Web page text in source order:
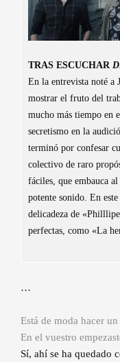
TRAS ESCUCHAR
En la entrevista noté a
mostrar el fruto del
mucho más tiempo en
secretismo en la
terminó por confesar
colectivo de raro
fáciles, que embauca
potente sonido. En
delicadeza de
perfectas, como «La
…
Está de moda hacer
En el vuestro
Sí, ahí se ha quedado